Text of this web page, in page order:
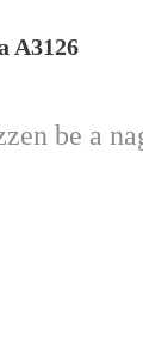
A3126
be a